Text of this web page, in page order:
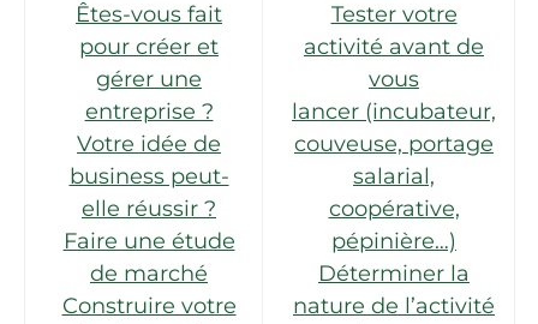
Êtes-vous fait
pour créer et
gérer une
entreprise ?
Votre idée de
business peut-
elle réussir ?
Faire une étude
de marché
Construire votre
Tester votre
activité avant de
vous
lancer (incubateur,
couveuse, portage
salarial,
coopérative,
pépinière…)
Déterminer la
nature de l’activité